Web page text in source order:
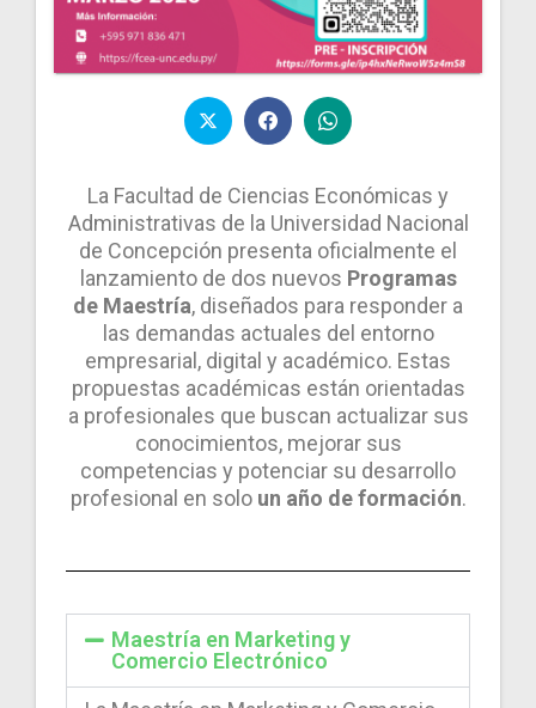
La Facultad de Ciencias Económicas y
Administrativas de la Universidad Nacional
de Concepción presenta oficialmente el
lanzamiento de dos nuevos Programas
de Maestría, diseñados para responder a
las demandas actuales del entorno
empresarial, digital y académico. Estas
propuestas académicas están orientadas
a profesionales que buscan actualizar sus
conocimientos, mejorar sus
competencias y potenciar su desarrollo
profesional en solo un año de formación.
Maestría en Marketing y
Comercio Electrónico